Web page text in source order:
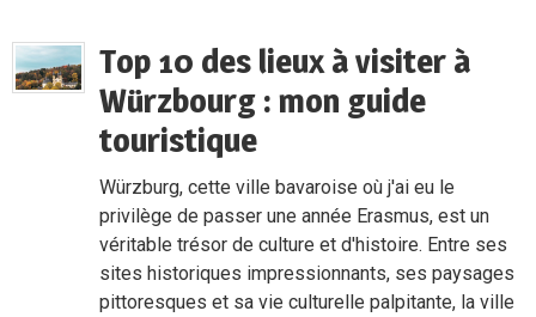
Top 10 des lieux à visiter à
Würzbourg : mon guide
touristique
Würzburg, cette ville bavaroise où j'ai eu le
privilège de passer une année Erasmus, est un
véritable trésor de culture et d'histoire. Entre ses
sites historiques impressionnants, ses paysages
pittoresques et sa vie culturelle palpitante, la ville